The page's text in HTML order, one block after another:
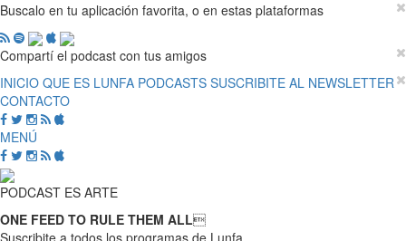
Buscalo en tu aplicación favorita, o en estas plataformas
Compartí el podcast con tus amigos
INICIO QUE ES LUNFA PODCASTS SUSCRIBITE AL NEWSLETTER
CONTACTO
MENÚ
PODCAST ES ARTE
ONE FEED TO RULE THEM ALL
Suscribite a todos los programas de Lunfa